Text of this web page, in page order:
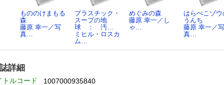
もののけまもる
森
藤原 幸一／写
真…
プラスチック・
スープの地
球 ： 汚…
ミヒル・ロスカ
ム…
めぐみの森
藤原 幸一／し
ゃ…
はらぺこゾウ
うんち
藤原 幸一／写
真…
詳細
トルコード 1007000935840